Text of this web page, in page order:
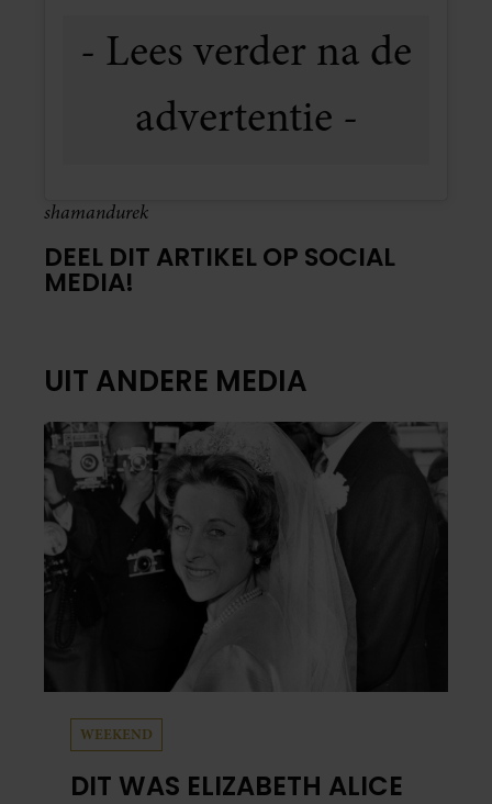
shamandurek
DEEL DIT ARTIKEL OP SOCIAL
MEDIA!
UIT ANDERE MEDIA
WEEKEND
DIT WAS ELIZABETH ALICE